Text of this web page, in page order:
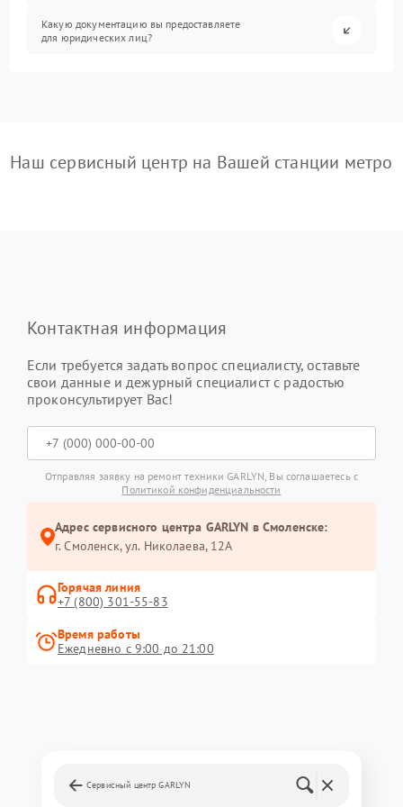
Какую документацию вы предоставляете
для юридических лиц?
Наш сервисный центр на Вашей станции метро
Контактная информация
Если требуется задать вопрос специалисту, оставьте
свои данные и дежурный специалист с радостью
проконсультирует Вас!
Отправляя заявку на ремонт техники GARLYN, Вы соглашаетесь с
Политикой конфиденциальности
Адрес сервисного центра GARLYN в Смоленске:
г. Смоленск, ул. Николаева, 12А
Горячая линия
+7 (800) 301-55-83
Время работы
Ежедневно с 9:00 до 21:00
Сервисный центр GARLYN